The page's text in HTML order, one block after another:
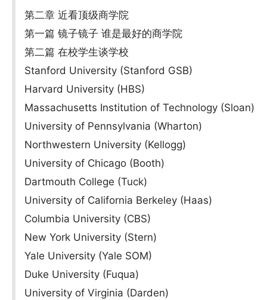
第二章 近看顶级商学院
第一篇 镜子镜子 谁是最好的商学院
第二篇 在校学生谈学校
Stanford University (Stanford GSB)
Harvard University (HBS)
Massachusetts Institution of Technology (Sloan)
University of Pennsylvania (Wharton)
Northwestern University (Kellogg)
University of Chicago (Booth)
Dartmouth College (Tuck)
University of California Berkeley (Haas)
Columbia University (CBS)
New York University (Stern)
Yale University (Yale SOM)
Duke University (Fuqua)
University of Virginia (Darden)